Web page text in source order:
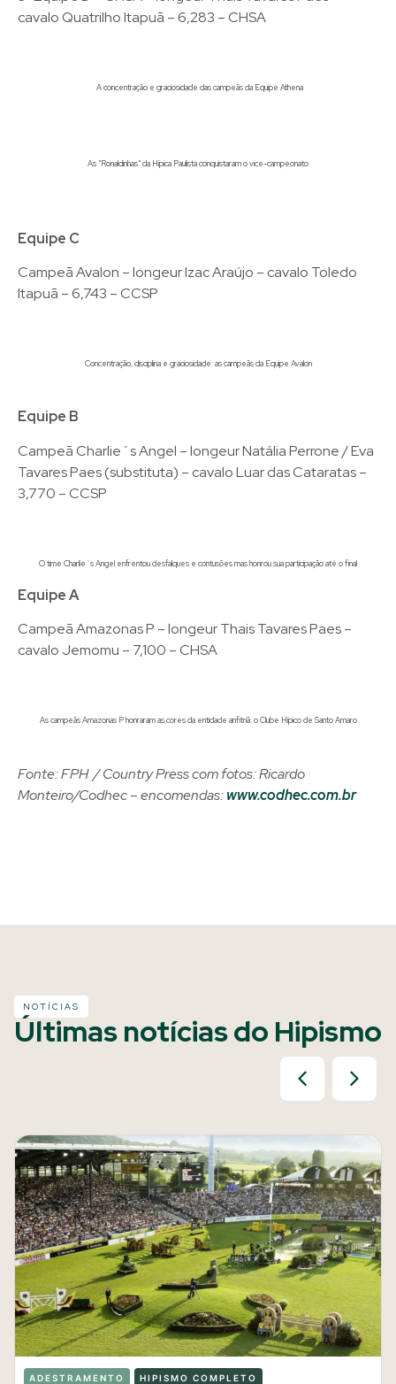
cavalo Quatrilho Itapuã – 6,283 – CHSA
A concentração e graciosidade das campeãs da Equipe Athena
As “Ronaldinhas” da Hípica Paulista conquistaram o vice-campeonato
Equipe C
Campeã Avalon – longeur Izac Araújo – cavalo Toledo
Itapuã – 6,743 – CCSP
Concentração, disciplina e graciosidade: as campeãs da Equipe Avalon
Equipe B
Campeã Charlie´s Angel – longeur Natália Perrone / Eva
Tavares Paes (substituta) – cavalo Luar das Cataratas –
3,770 – CCSP
O time Charlie´s Angel enfrentou desfalques e contusões mas honrou sua participação até o final
Equipe A
Campeã Amazonas P – longeur Thais Tavares Paes –
cavalo Jemomu – 7,100 – CHSA
As campeãs Amazonas P honraram as cores da entidade anfitriã: o Clube Hípico de Santo Amaro
Fonte: FPH / Country Press com fotos: Ricardo
Monteiro/Codhec – encomendas:www.codhec.com.br
NOTÍCIAS
Últimas notícias do Hipismo
ADESTRAMENTO HIPISMO COMPLETO